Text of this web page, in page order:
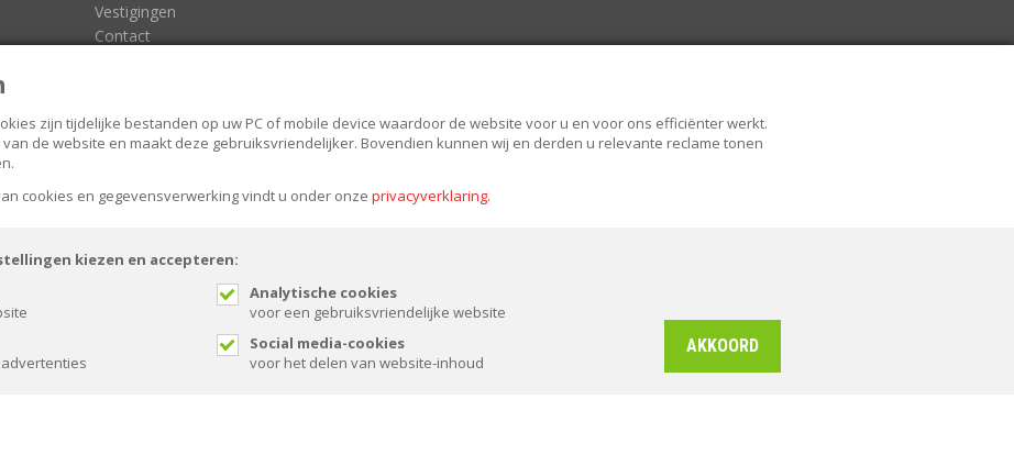
zijn tijdelijke bestanden op uw PC of mobile device waardoor de website voor u en voor ons efficiënter werkt.
de website en maakt deze gebruiksvriendelijker. Bovendien kunnen wij en derden u relevante reclame tonen
cookies en gegevensverwerking vindt u onder onze privacyverklaring.
kiezen en accepteren:
Analytische cookies
voor een gebruiksvriendelijke website
Social media-cookies
voor het delen van website-inhoud
AKKOORD
Vestigingen
Contact